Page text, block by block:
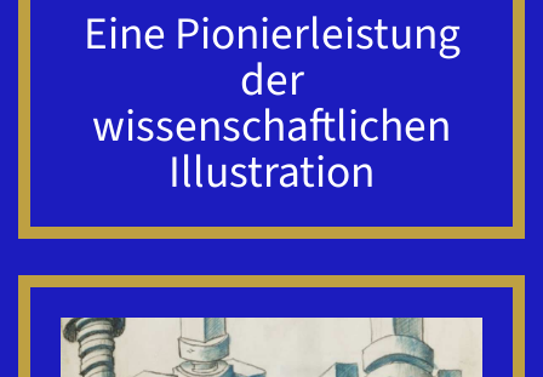
Eine Pionierleistung
der
wissenschaftlichen
Illustration